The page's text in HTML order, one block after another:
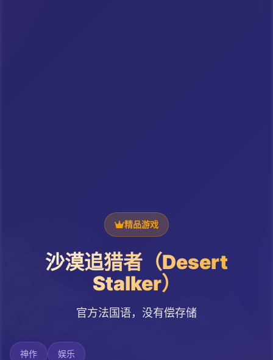
精品游戏
沙漠追猎者（Desert
Stalker）
官方法国语，没有偿存储
神作 娱乐